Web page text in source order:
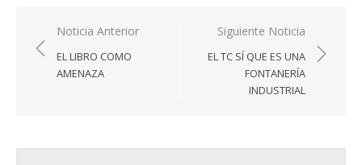
Navegación
de
entradas
Noticia Anterior
EL LIBRO COMO
AMENAZA
Siguiente Noticia
EL TC SÍ QUE ES UNA
FONTANERÍA
INDUSTRIAL